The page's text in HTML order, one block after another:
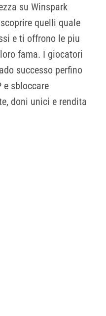
su Winspark
quelli quale
e ti offrono le piu
fama. I giocatori
successo perfino
e sbloccare
doni unici e rendita